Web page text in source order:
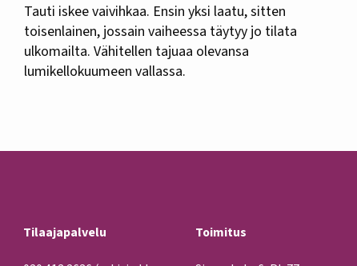
Tauti iskee vaivihkaa. Ensin yksi laatu, sitten
toisenlainen, jossain vaiheessa täytyy jo tilata
ulkomailta. Vähitellen tajuaa olevansa
lumikellokuumeen vallassa.
Tilaajapalvelu Toimitus